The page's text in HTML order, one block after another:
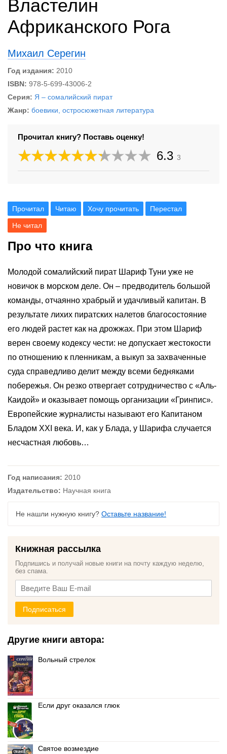
Властелин
Африканского Рога
Михаил Серегин
Год издания: 2010
ISBN: 978-5-699-43006-2
Серия: Я – сомалийский пират
Жанр: боевики, остросюжетная литература
Прочитал книгу? Поставь оценку!
6.3 3
Прочитал Читаю Хочу прочитать Перестал
Не читал
Про что книга
Молодой сомалийский пират Шариф Туни уже не
новичок в морском деле. Он – предводитель большой
команды, отчаянно храбрый и удачливый капитан. В
результате лихих пиратских налетов благосостояние
его людей растет как на дрожжах. При этом Шариф
верен своему кодексу чести: не допускает жестокости
по отношению к пленникам, а выкуп за захваченные
суда справедливо делит между всеми бедняками
побережья. Он резко отвергает сотрудничество с «Аль-
Каидой» и оказывает помощь организации «Гринпис».
Европейские журналисты называют его Капитаном
Бладом XXI века. И, как у Блада, у Шарифа случается
несчастная любовь…
Год написания: 2010
Издательство: Научная книга
Не нашли нужную книгу? Оставьте название!
Книжная рассылка
Подпишись и получай новые книги на почту каждую неделю,
без спама.
Подписаться
Другие книги автора:
Вольный стрелок
Если друг оказался глюк
Святое возмездие